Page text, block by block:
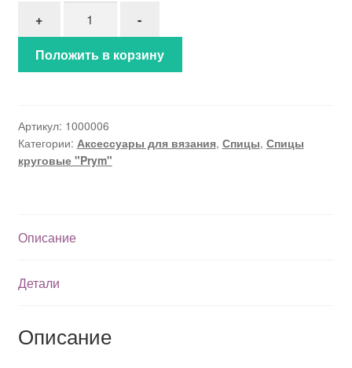
+
-
Положить в корзину
Артикул: 1000006
Категории: Аксессуары для вязания, Спицы, Спицы
круговые "Prym"
Описание
Детали
Описание